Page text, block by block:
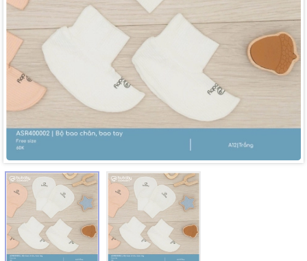
Ngày hết hạn:
Điều kiện: